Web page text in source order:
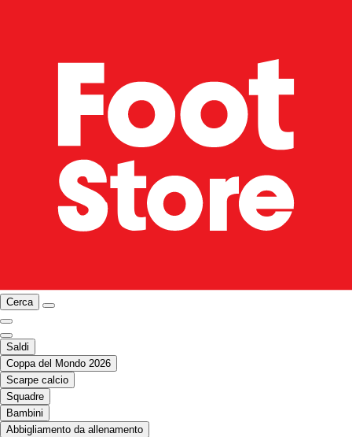
Cerca
Saldi
Coppa del Mondo 2026
Scarpe calcio
Squadre
Bambini
Abbigliamento da allenamento